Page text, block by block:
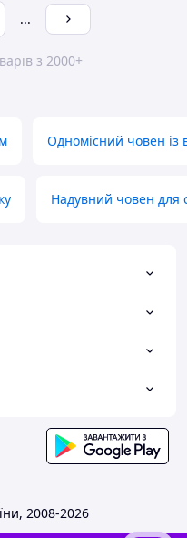
...
з 2000+
Одномісний човен із
Надувний човен для
2008-2026